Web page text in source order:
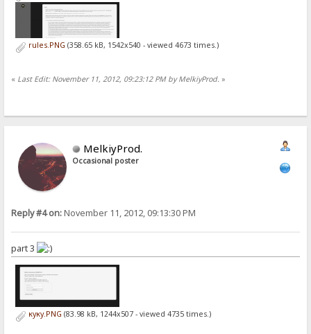
rules.PNG (358.65 kB, 1542x540 - viewed 4673 times.)
« Last Edit: November 11, 2012, 09:23:12 PM by MelkiyProd. »
MelkiyProd.
Occasional poster
Reply #4 on:November 11, 2012, 09:13:30 PM
part 3
куку.PNG (83.98 kB, 1244x507 - viewed 4735 times.)